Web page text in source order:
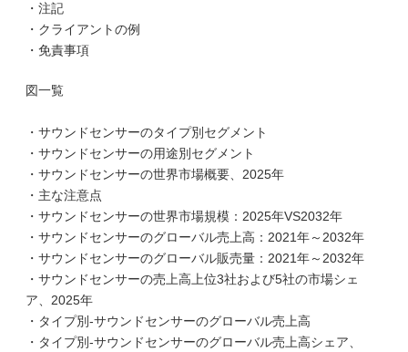
・注記
・クライアントの例
・免責事項
図一覧
・サウンドセンサーのタイプ別セグメント
・サウンドセンサーの用途別セグメント
・サウンドセンサーの世界市場概要、2025年
・主な注意点
・サウンドセンサーの世界市場規模：2025年VS2032年
・サウンドセンサーのグローバル売上高：2021年～2032年
・サウンドセンサーのグローバル販売量：2021年～2032年
・サウンドセンサーの売上高上位3社および5社の市場シェ
ア、2025年
・タイプ別-サウンドセンサーのグローバル売上高
・タイプ別-サウンドセンサーのグローバル売上高シェア、